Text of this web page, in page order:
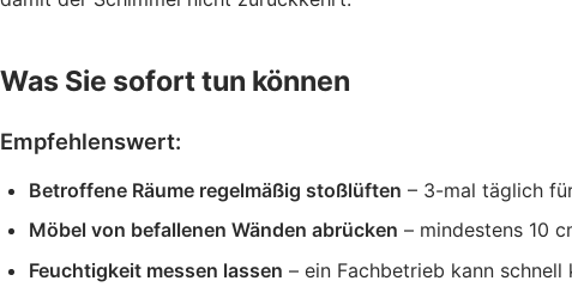
Was Sie sofort tun können
Empfehlenswert:
Betroffene Räume regelmäßig stoßlüften – 3-mal täglich
Möbel von befallenen Wänden abrücken – mindestens 10
Feuchtigkeit messen lassen – ein Fachbetrieb kann